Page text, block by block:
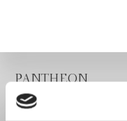
PANTHEON